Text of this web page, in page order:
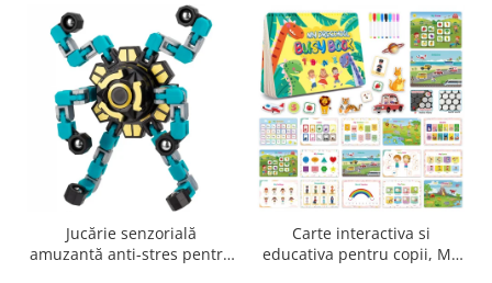
Jucărie senzorială
amuzantă anti-stres pentru
Carte interactiva si
educativa pentru copii, My